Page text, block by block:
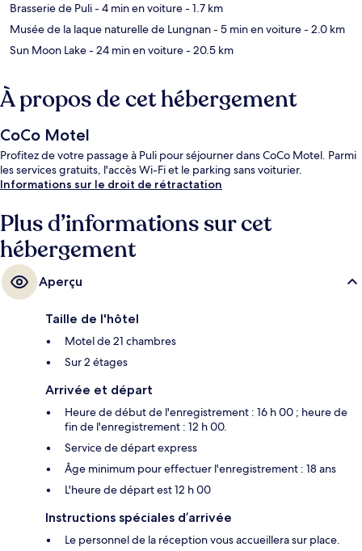
Brasserie de Puli- 4 min en voiture- 1.7 km
Musée de la laque naturelle de Lungnan- 5 min en voiture- 2.0 km
Sun Moon Lake- 24 min en voiture- 20.5 km
À propos de cet hébergement
CoCo Motel
Profitez de votre passage à Puli pour séjourner dans CoCo Motel. Parmi
les services gratuits, l'accès Wi-Fi et le parking sans voiturier.
Informations sur le droit de rétractation
Plus d’informations sur cet
hébergement
Aperçu
Taille de l'hôtel
Motel de 21 chambres
Sur 2 étages
Arrivée et départ
Heure de début de l'enregistrement : 16 h 00 ; heure de
fin de l'enregistrement : 12 h 00.
Service de départ express
Âge minimum pour effectuer l'enregistrement : 18 ans
L'heure de départ est 12 h 00
Instructions spéciales d’arrivée
Le personnel de la réception vous accueillera sur place.